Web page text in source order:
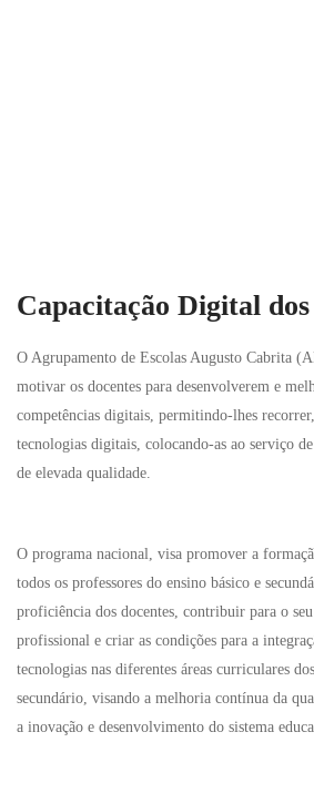
Capacitação Digital dos
O Agrupamento de Escolas Augusto Cabrita
motivar os docentes para desenvolverem e
competências digitais, permitindo-lhes
tecnologias digitais, colocando-as ao serviço
de elevada qualidade.
O programa nacional, visa promover a
todos os professores do ensino básico e
proficiência dos docentes, contribuir para o
profissional e criar as condições para a
tecnologias nas diferentes áreas curriculares
secundário, visando a melhoria contínua da
a inovação e desenvolvimento do sistema